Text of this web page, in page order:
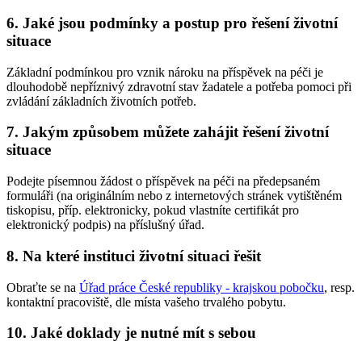
6. Jaké jsou podmínky a postup pro řešení životní
situace
Základní podmínkou pro vznik nároku na příspěvek na péči je
dlouhodobě nepříznivý zdravotní stav žadatele a potřeba pomoci při
zvládání základních životních potřeb.
7. Jakým způsobem můžete zahájit řešení životní
situace
Podejte písemnou žádost o příspěvek na péči na předepsaném
formuláři (na originálním nebo z internetových stránek vytištěném
tiskopisu, příp. elektronicky, pokud vlastníte certifikát pro
elektronický podpis) na příslušný úřad.
8. Na které instituci životní situaci řešit
Obraťte se na Úřad práce České republiky - krajskou pobočku, resp.
kontaktní pracoviště, dle místa vašeho trvalého pobytu.
10. Jaké doklady je nutné mít s sebou